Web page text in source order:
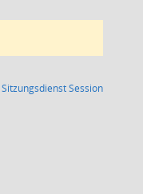
SitzungsdienstSession(Wird in